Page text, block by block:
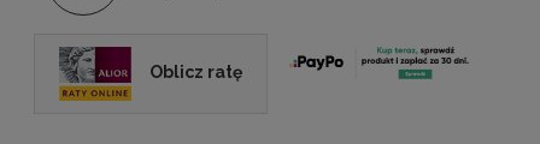
Oblicz ratę